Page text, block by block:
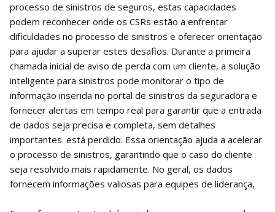
processo de sinistros de seguros, estas capacidades
podem reconhecer onde os CSRs estão a enfrentar
dificuldades no processo de sinistros e oferecer orientação
para ajudar a superar estes desafios. Durante a primeira
chamada inicial de aviso de perda com um cliente, a solução
inteligente para sinistros pode monitorar o tipo de
informação inserida no portal de sinistros da seguradora e
fornecer alertas em tempo real para garantir que a entrada
de dados seja precisa e completa, sem detalhes
importantes. está perdido. Essa orientação ajuda a acelerar
o processo de sinistros, garantindo que o caso do cliente
seja resolvido mais rapidamente. No geral, os dados
fornecem informações valiosas para equipes de liderança,